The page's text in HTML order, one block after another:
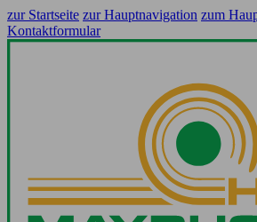
zur Startseite zur Hauptnavigation zum
Kontaktformular